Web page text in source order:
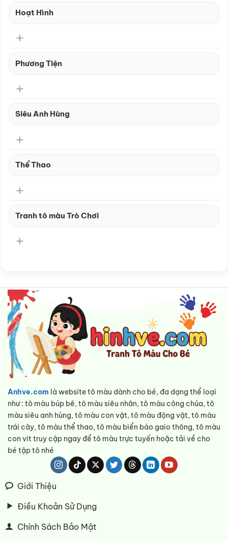
Hoạt Hình
Phương Tiện
Siêu Anh Hùng
Thể Thao
Tranh tô màu Trò Chơi
Anhve.com là website tô màu dành cho bé, đa dạng thể loại
như : tô màu búp bê, tô màu siêu nhân, tô màu công chúa, tô
màu siêu anh hùng, tô màu con vật, tô màu động vật, tô màu
trái cây, tô màu thể thao, tô màu biển báo gaio thông, tô màu
con vit truy cập ngay để tô màu trực tuyến hoặc tải về cho
bé tập tô nhé
Giới Thiệu
Điều Khoản Sử Dụng
Chính Sách Bảo Mật